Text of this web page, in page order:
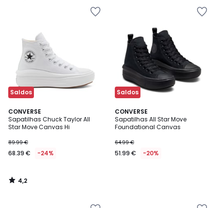
Saldos
CONVERSE
Sapatilhas Chuck Taylor All
Star Move Canvas Hi
€
em
de
89.99
89.99 €
68.39 € -24%
4,2
/ 5
4,2
/
Saldos
CONVERSE
Sapatilhas All Star Move
Foundational Canvas
64.99 €
51.99 € -20%